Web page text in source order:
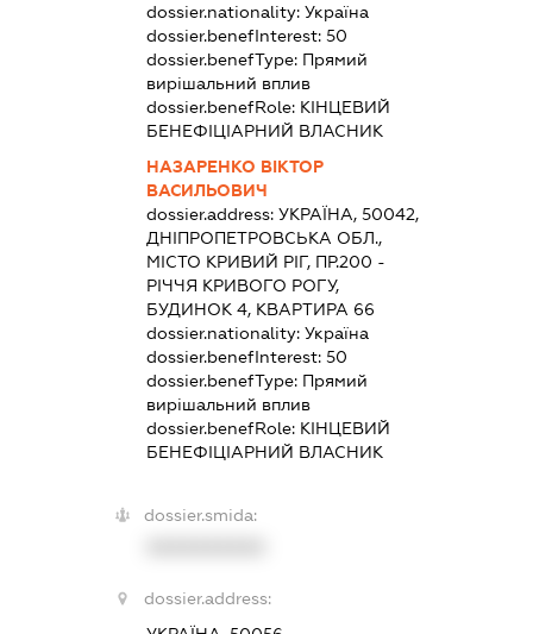
dossier.nationality:Україна
dossier.benefInterest:50
dossier.benefType: Прямий
вирішальний вплив
dossier.benefRole: КІНЦЕВИЙ
БЕНЕФІЦІАРНИЙ ВЛАСНИК
НАЗАРЕНКО ВІКТОР
ВАСИЛЬОВИЧ
dossier.address:УКРАЇНА, 50042,
ДНІПРОПЕТРОВСЬКА ОБЛ.,
МІСТО КРИВИЙ РІГ, ПР.200 -
РІЧЧЯ КРИВОГО РОГУ,
БУДИНОК 4, КВАРТИРА 66
dossier.nationality:Україна
dossier.benefInterest:50
dossier.benefType: Прямий
вирішальний вплив
dossier.benefRole: КІНЦЕВИЙ
БЕНЕФІЦІАРНИЙ ВЛАСНИК
dossier.smida:
dossier.address: